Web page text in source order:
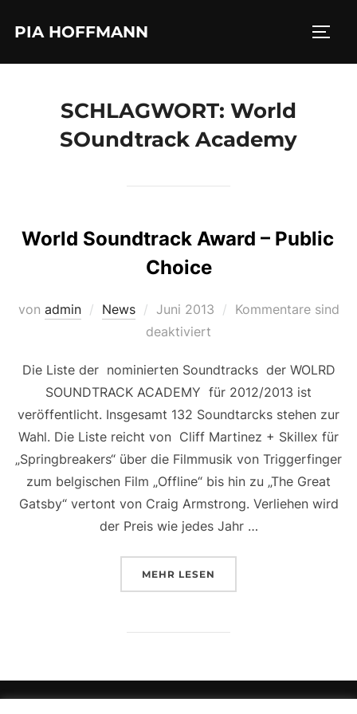
InhaltPIA HOFFMANN
SCHLAGWORT: World
SOundtrack Academy
World Soundtrack Award – Public
Choice
von admin News
Veröffentlicht
am
Juni 2013
Kommentare sind
deaktiviert
Die Liste der nominierten Soundtracks der WOLRD
SOUNDTRACK ACADEMY für 2012/2013 ist
veröffentlicht. Insgesamt 132 Soundtarcks stehen zur
Wahl. Die Liste reicht von Cliff Martinez + Skillex für
„Springbreakers“ über die Filmmusik von Triggerfinger
zum belgischen Film „Offline“ bis hin zu „The Great
Gatsby“ vertont von Craig Armstrong. Verliehen wird
der Preis wie jedes Jahr …
MEHR ÜBER „WORLD SOUNDTRACK
LESEN